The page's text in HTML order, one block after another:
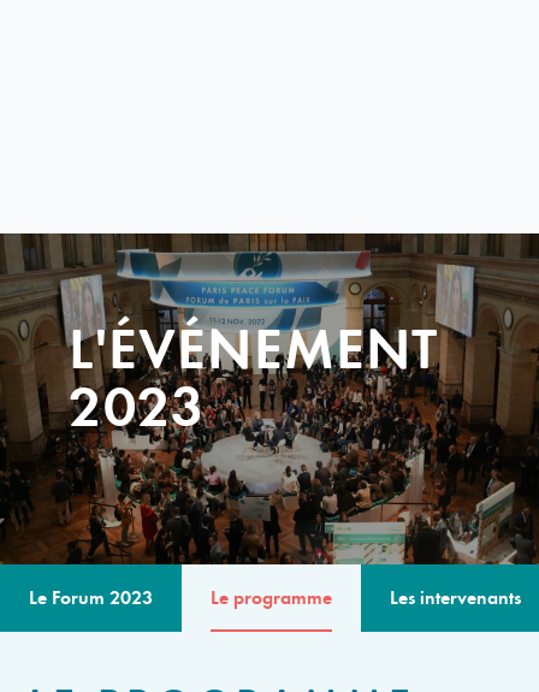
L'ÉVÉNEMENT
2023
Le Forum 2023 Le programme Les intervenants